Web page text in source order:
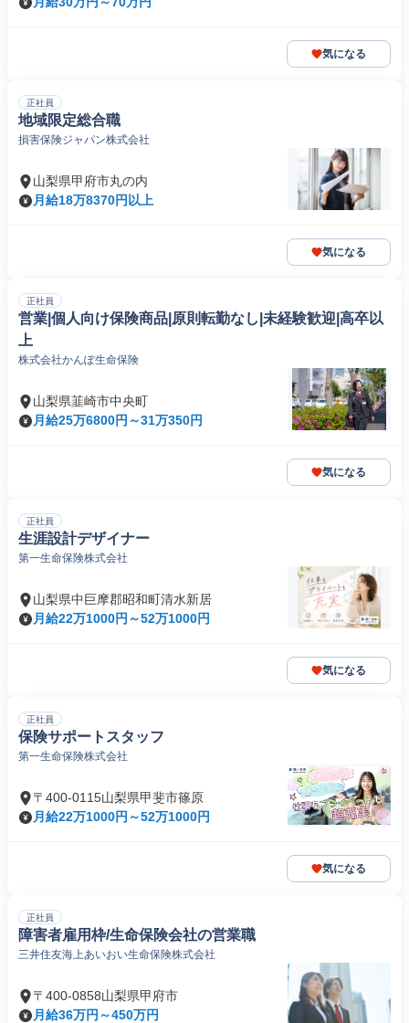
気になる
正社員
地域限定総合職
損害保険ジャパン株式会社
山梨県甲府市丸の内
月給18万8370円以上
気になる
正社員
営業|個人向け保険商品|原則転勤なし|未経験歓迎|高卒以
上
株式会社かんぽ生命保険
山梨県韮崎市中央町
月給25万6800円～31万350円
気になる
正社員
生涯設計デザイナー
第一生命保険株式会社
山梨県中巨摩郡昭和町清水新居
月給22万1000円～52万1000円
気になる
正社員
保険サポートスタッフ
第一生命保険株式会社
〒400-0115山梨県甲斐市篠原
月給22万1000円～52万1000円
気になる
正社員
障害者雇用枠/生命保険会社の営業職
三井住友海上あいおい生命保険株式会社
〒400-0858山梨県甲府市
月給36万円～450万円